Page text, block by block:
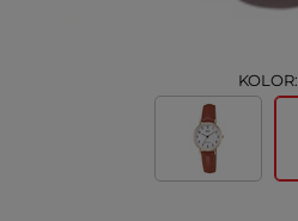
KOLOR: